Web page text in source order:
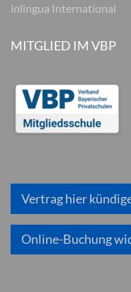
inlingua International
MITGLIED IM VBP
Vertrag hier
Online-Buchung